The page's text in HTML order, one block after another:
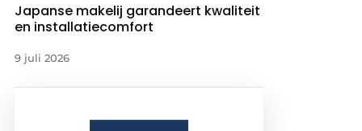
Japanse makelij garandeert kwaliteit
en installatiecomfort
9 juli 2026